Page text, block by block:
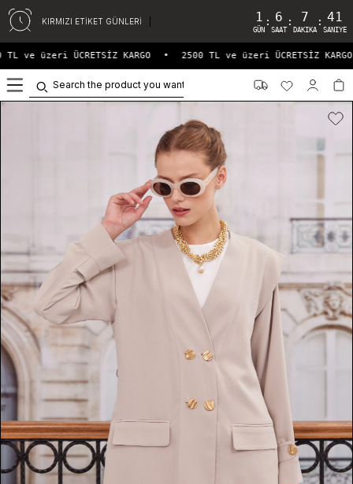
KIRMIZI ETİKET GÜNLERİ 1
GÜN
: 6
SAAT
: 7
DAKIKA
: 41
SANIYE
ve üzeri ÜCRETSİZ KARGO 2500 TL ve üzeri ÜCRETSİZ KARGO